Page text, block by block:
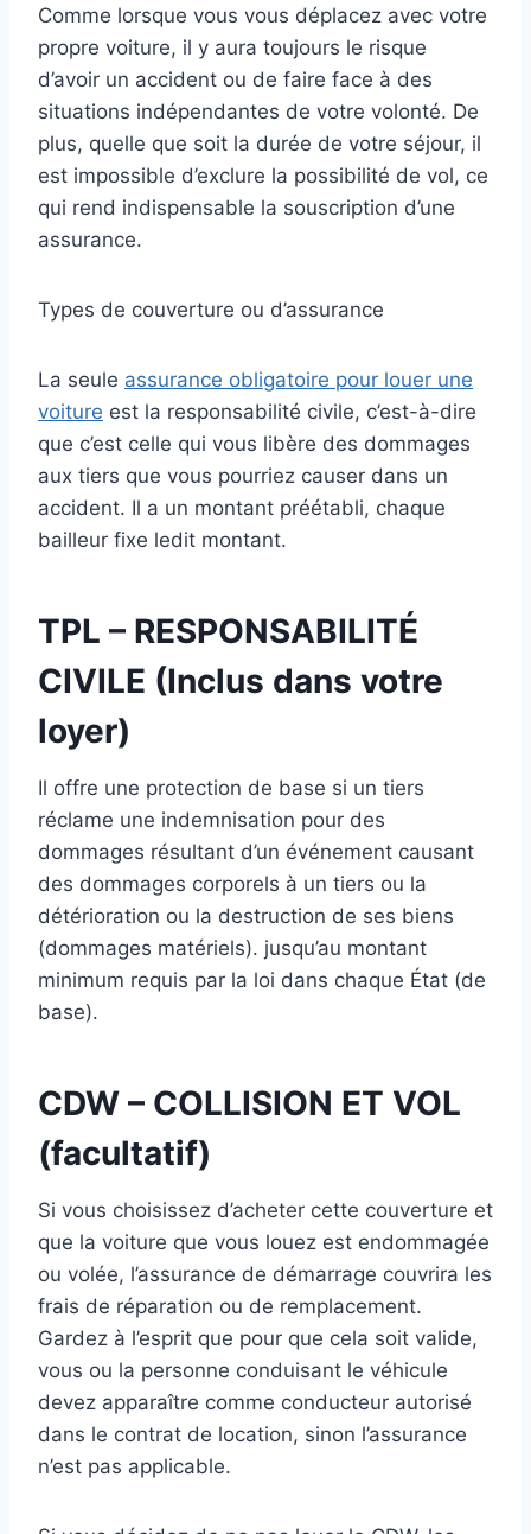
Comme lorsque vous vous déplacez avec votre
propre voiture, il y aura toujours le risque
d’avoir un accident ou de faire face à des
situations indépendantes de votre volonté. De
plus, quelle que soit la durée de votre séjour, il
est impossible d’exclure la possibilité de vol, ce
qui rend indispensable la souscription d’une
assurance.
Types de couverture ou d’assurance
La seule assurance obligatoire pour louer une
voiture est la responsabilité civile, c’est-à-dire
que c’est celle qui vous libère des dommages
aux tiers que vous pourriez causer dans un
accident. Il a un montant préétabli, chaque
bailleur fixe ledit montant.
TPL – RESPONSABILITÉ
CIVILE (Inclus dans votre
loyer)
Il offre une protection de base si un tiers
réclame une indemnisation pour des
dommages résultant d’un événement causant
des dommages corporels à un tiers ou la
détérioration ou la destruction de ses biens
(dommages matériels). jusqu’au montant
minimum requis par la loi dans chaque État (de
base).
CDW – COLLISION ET VOL
(facultatif)
Si vous choisissez d’acheter cette couverture et
que la voiture que vous louez est endommagée
ou volée, l’assurance de démarrage couvrira les
frais de réparation ou de remplacement.
Gardez à l’esprit que pour que cela soit valide,
vous ou la personne conduisant le véhicule
devez apparaître comme conducteur autorisé
dans le contrat de location, sinon l’assurance
n’est pas applicable.